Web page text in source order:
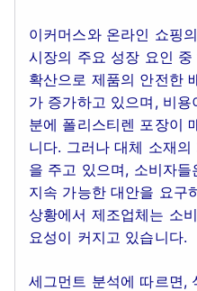
이커머스와 온라인 쇼핑
시장의 주요 성장 요인
확산으로 제품의 안전한
가 증가하고 있으며, 비
분에 폴리스티렌 포장이
니다. 그러나 대체 소재
을 주고 있으며, 소비자
지속 가능한 대안을 요구
상황에서 제조업체는 소
요성이 커지고 있습니다.
세그먼트 분석에 따르면,